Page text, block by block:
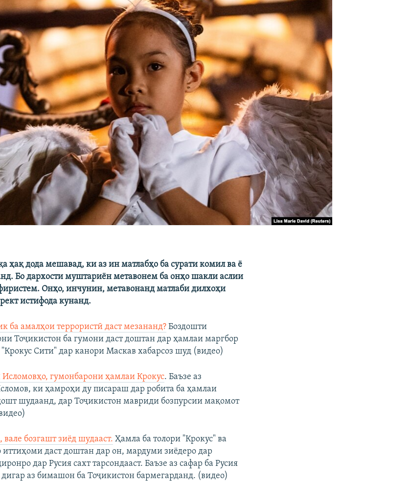
ҳақ дода мешавад, ки аз ин матлабҳо ба сурати комил ва ё
Бо дархости муштариён метавонем ба онҳо шакли аслии
Онҳо, инчунин, метавонанд матлаби дилхоҳи
истифода кунанд.
ба амалҳои террористӣ даст мезананд? Боздошти
Тоҷикистон ба гумони даст доштан дар ҳамлаи маргбор
Сити" дар канори Маскав хабарсоз шуд (видео)
гумонбарони ҳамлаи Крокус. Баъзе аз
ки ҳамроҳи ду писараш дар робита ба ҳамлаи
шудаанд, дар Тоҷикистон мавриди бозпурсии мақомот
бозгашт зиёд шудааст. Ҳамла ба толори "Крокус" ва
иттиҳоми даст доштан дар он, мардуми зиёдеро дар
дар Русия сахт тарсондааст. Баъзе аз сафар ба Русия
аз бимашон ба Тоҷикистон бармегарданд. (видео)